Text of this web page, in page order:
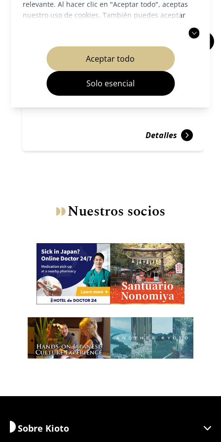
relevante. Al hacer clic en "Aceptar todo", aceptas
nuestro uso de cookies. También puedes aceptar
Aceptar todo
Solo esencial
Templo Koryu-ji
Templos y santuarios Saga y Arashiyama
Detalles
Nuestros socios
Sobre Kioto